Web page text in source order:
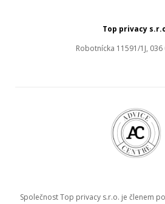
Top privacy
Robotnícka 11591/1J,
Společnost Top privacy s.r.o. je členem